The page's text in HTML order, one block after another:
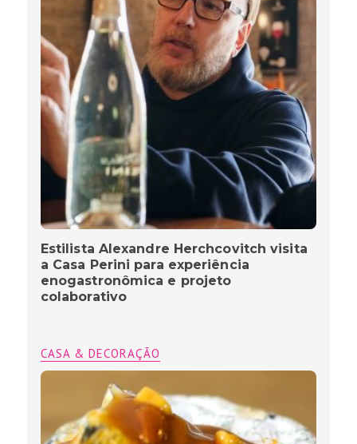
Estilista Alexandre Herchcovitch visita
a Casa Perini para experiência
enogastronômica e projeto
colaborativo
CASA & DECORAÇÃO